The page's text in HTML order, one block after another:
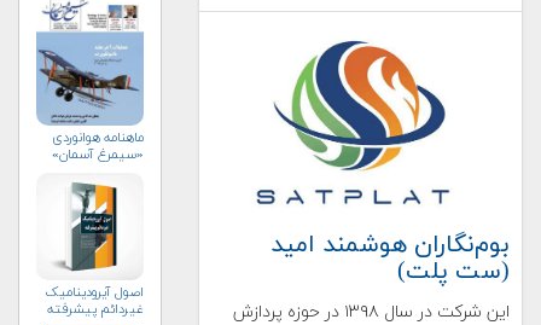
بوم‌نگاران هوشمند امید
(ست پلت)
این شرکت در سال ۱۳۹۸ در حوزه پردازش
ماهنامه هوانوردی
«سیمرغ آسمان»
اصول آيروديناميک
غيردائم پيشرفته